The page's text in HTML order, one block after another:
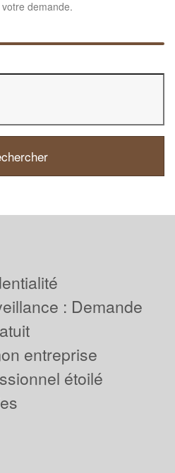
demande.
: Demande
entreprise
étoilé